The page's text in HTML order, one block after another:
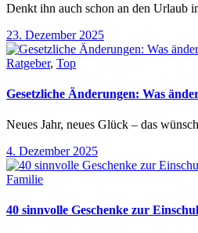
Denkt ihn auch schon an den Urlaub
23. Dezember 2025
Ratgeber, Top
Gesetzliche Änderungen: Was
Neues Jahr, neues Glück – das
4. Dezember 2025
Familie
40 sinnvolle Geschenke zur